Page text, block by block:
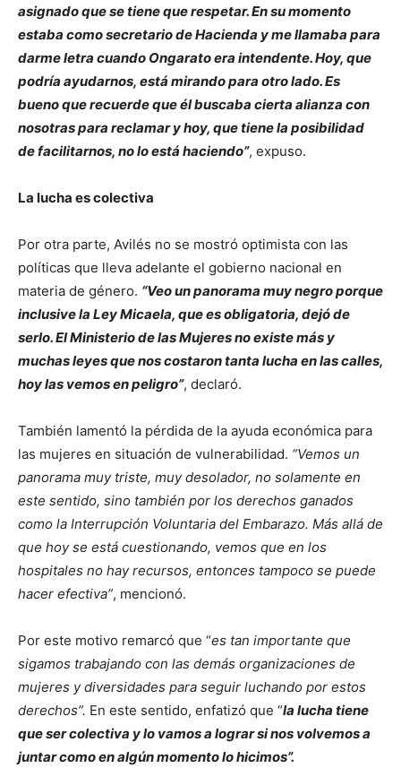
asignado que se tiene que respetar. En su momento
estaba como secretario de Hacienda y me llamaba para
darme letra cuando Ongarato era intendente. Hoy, que
podría ayudarnos, está mirando para otro lado. Es
bueno que recuerde que él buscaba cierta alianza con
nosotras para reclamar y hoy, que tiene la posibilidad
de facilitarnos, no lo está haciendo”, expuso.
La lucha es colectiva
Por otra parte, Avilés no se mostró optimista con las
políticas que lleva adelante el gobierno nacional en
materia de género. “Veo un panorama muy negro porque
inclusive la Ley Micaela, que es obligatoria, dejó de
serlo. El Ministerio de las Mujeres no existe más y
muchas leyes que nos costaron tanta lucha en las calles,
hoy las vemos en peligro”, declaró.
También lamentó la pérdida de la ayuda económica para
las mujeres en situación de vulnerabilidad. “Vemos un
panorama muy triste, muy desolador, no solamente en
este sentido, sino también por los derechos ganados
como la Interrupción Voluntaria del Embarazo. Más allá de
que hoy se está cuestionando, vemos que en los
hospitales no hay recursos, entonces tampoco se puede
hacer efectiva”, mencionó.
Por este motivo remarcó que “es tan importante que
sigamos trabajando con las demás organizaciones de
mujeres y diversidades para seguir luchando por estos
derechos”. En este sentido, enfatizó que “la lucha tiene
que ser colectiva y lo vamos a lograr si nos volvemos a
juntar como en algún momento lo hicimos”.